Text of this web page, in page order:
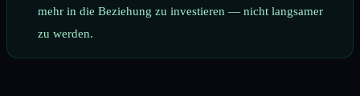
mehr in die Beziehung zu investieren — nicht langsamer
zu werden.